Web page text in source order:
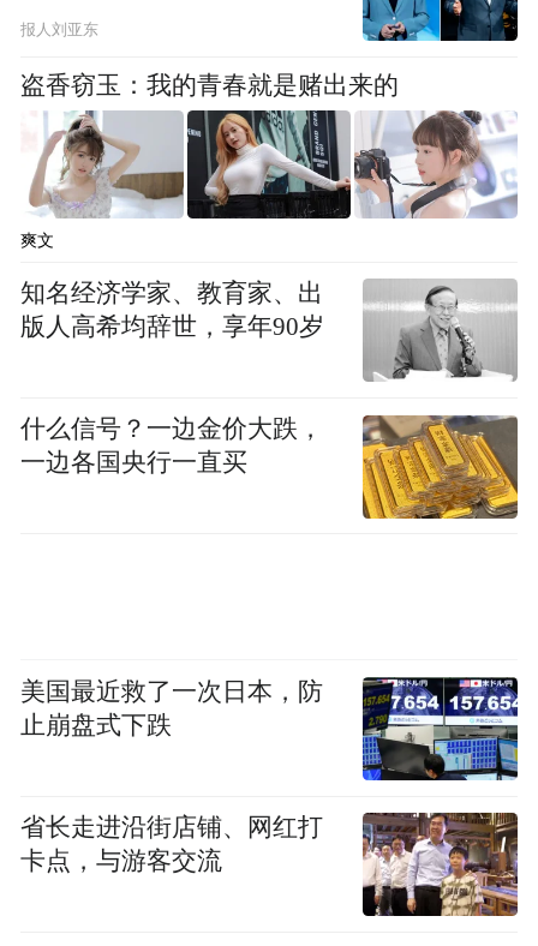
报人刘亚东
盗香窃玉：我的青春就是赌出来的
爽文
知名经济学家、教育家、出
版人高希均辞世，享年90岁
什么信号？一边金价大跌，
一边各国央行一直买
美国最近救了一次日本，防
止崩盘式下跌
省长走进沿街店铺、网红打
卡点，与游客交流